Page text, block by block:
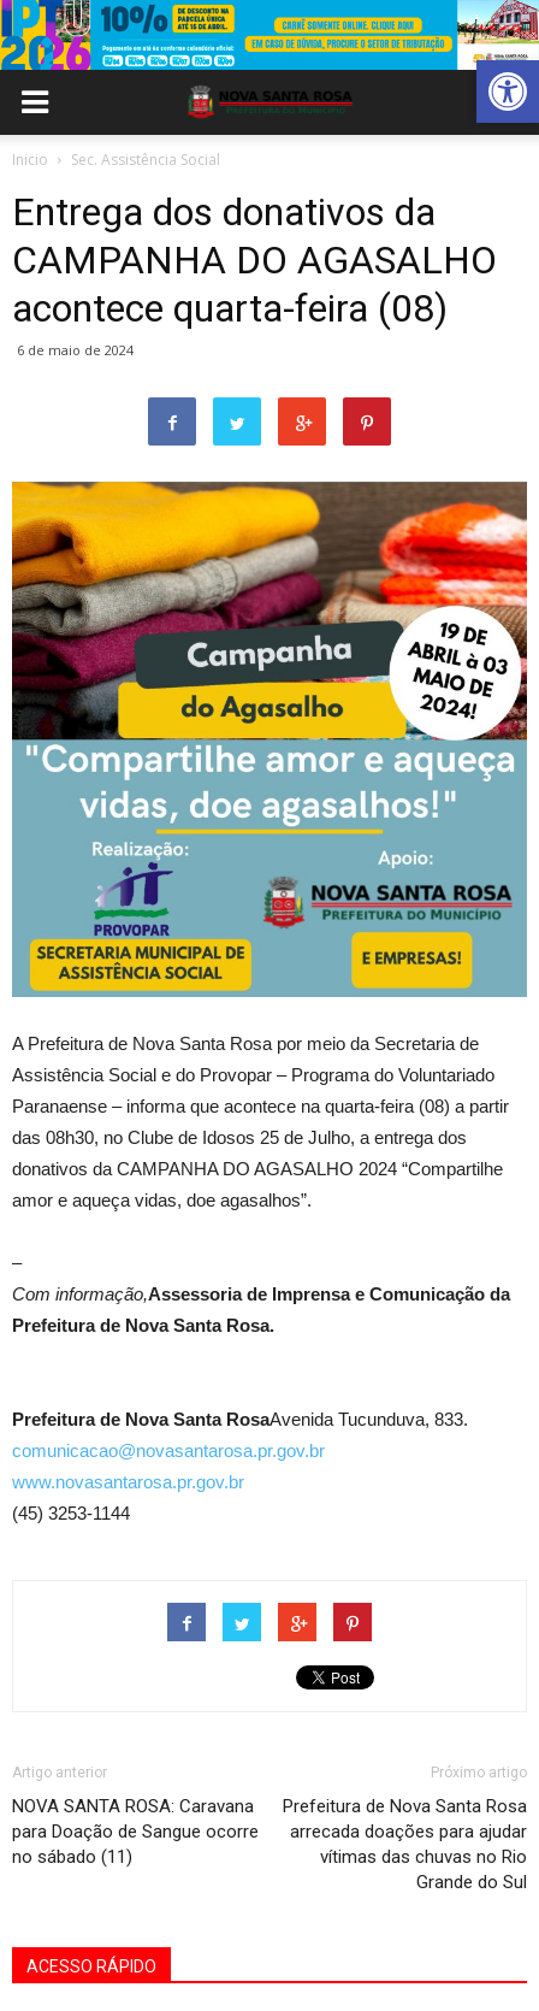
Abrir
Inicio Sec. Assistência Social
Entrega dos donativos da
CAMPANHA DO AGASALHO
acontece quarta-feira (08)
6 de maio de 2024
A Prefeitura de Nova Santa Rosa por meio da Secretaria de
Assistência Social e do Provopar – Programa do Voluntariado
Paranaense – informa que acontece na quarta-feira (08) a partir
das 08h30, no Clube de Idosos 25 de Julho, a entrega dos
donativos da CAMPANHA DO AGASALHO 2024 “Compartilhe
amor e aqueça vidas, doe agasalhos”.
–
Com informação,Assessoria de Imprensa e Comunicação da
Prefeitura de Nova Santa Rosa.
Prefeitura de Nova Santa RosaAvenida Tucunduva, 833.
comunicacao@novasantarosa.pr.gov.br
www.novasantarosa.pr.gov.br
(45) 3253-1144
Artigo anterior
NOVA SANTA ROSA: Caravana
para Doação de Sangue ocorre
no sábado (11)
Próximo artigo
Prefeitura de Nova Santa Rosa
arrecada doações para ajudar
vítimas das chuvas no Rio
Grande do Sul
ACESSO RÁPIDO